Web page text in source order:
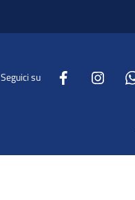
Seguici su